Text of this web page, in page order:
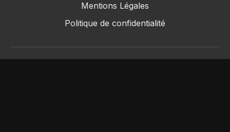
Mentions Légales
Politique de confidentialité